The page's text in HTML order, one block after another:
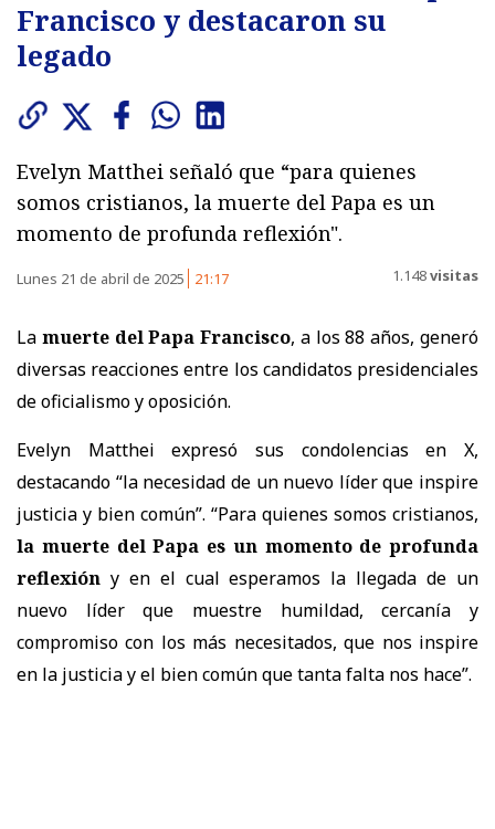
Francisco y destacaron su
legado
Evelyn Matthei señaló que “para quienes
somos cristianos, la muerte del Papa es un
momento de profunda reflexión".
Lunes 21 de abril de 2025 21:17 1.148visitas
La muerte del Papa Francisco, a los 88 años, generó
diversas reacciones entre los candidatos presidenciales
de oficialismo y oposición.
Evelyn Matthei expresó sus condolencias en X,
destacando “la necesidad de un nuevo líder que inspire
justicia y bien común”. “Para quienes somos cristianos,
la muerte del Papa es un momento de profunda
reflexión y en el cual esperamos la llegada de un
nuevo líder que muestre humildad, cercanía y
compromiso con los más necesitados, que nos inspire
en la justicia y el bien común que tanta falta nos hace”.